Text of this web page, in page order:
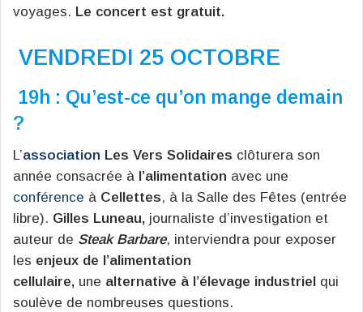
voyages. Le concert est gratuit.
VENDREDI 25 OCTOBRE
19h : Qu’est-ce qu’on mange demain
?
L’association Les Vers Solidaires clôturera son
année consacrée à l’alimentation avec une
conférence à Cellettes, à la Salle des Fêtes (entrée
libre). Gilles Luneau, journaliste d’investigation et
auteur de Steak Barbare, interviendra pour exposer
les enjeux de l’alimentation
cellulaire, une alternative à l’élevage industriel qui
soulève de nombreuses questions.